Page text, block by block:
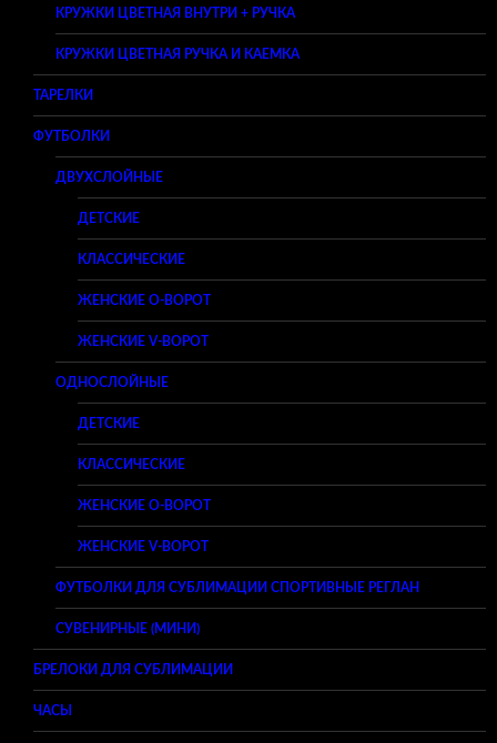
КРУЖКИ ЦВЕТНАЯ ВНУТРИ + РУЧКА
КРУЖКИ ЦВЕТНАЯ РУЧКА И КАЕМКА
ТАРЕЛКИ
ФУТБОЛКИ
ДВУХСЛОЙНЫЕ
ДЕТСКИЕ
КЛАССИЧЕСКИЕ
ЖЕНСКИЕ O-ВОРОТ
ЖЕНСКИЕ V-ВОРОТ
ОДНОСЛОЙНЫЕ
ДЕТСКИЕ
КЛАССИЧЕСКИЕ
ЖЕНСКИЕ O-ВОРОТ
ЖЕНСКИЕ V-ВОРОТ
ФУТБОЛКИ ДЛЯ СУБЛИМАЦИИ СПОРТИВНЫЕ РЕГЛАН
СУВЕНИРНЫЕ (МИНИ)
БРЕЛОКИ ДЛЯ СУБЛИМАЦИИ
ЧАСЫ